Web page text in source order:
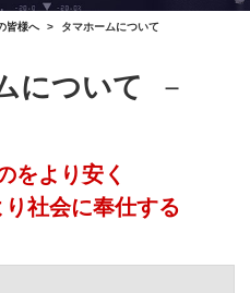
皆様へ > タマホームについて
について
をより安く
社会に奉仕する